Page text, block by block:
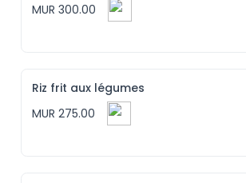
MUR 300.00
Riz frit aux légumes
MUR 275.00